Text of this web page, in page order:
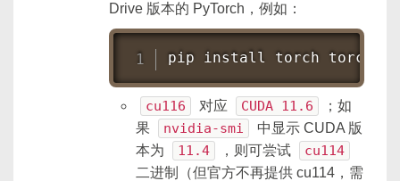
Drive 版本的 PyTorch，例如：
pip install torch
cu116 对应 CUDA 11.6
；如
果
nvidia-smi
中显示 CUDA 版
本为
11.4 ，则可尝试 cu114
二进制（但官方不再提供 cu114，需